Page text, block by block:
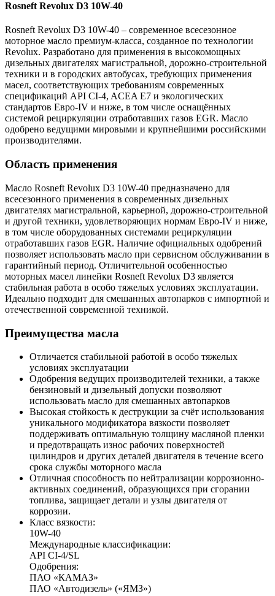
Rosneft Revolux D3 10W-40
Rosneft Revolux D3 10W-40 – современное всесезонное
моторное масло премиум-класса, созданное по технологии
Revolux. Разработано для применения в высокомощных
дизельных двигателях магистральной, дорожно-строительной
техники и в городских автобусах, требующих применения
масел, соответствующих требованиям современных
спецификаций API CI‑4, ACEA E7 и экологических
стандартов Евро-IV и ниже, в том числе оснащённых
системой рециркуляции отработавших газов EGR. Масло
одобрено ведущими мировыми и крупнейшими российскими
производителями.
Область применения
Масло Rosneft Revolux D3 10W-40 предназначено для
всесезонного применения в современных дизельных
двигателях магистральной, карьерной, дорожно-строительной
и другой техники, удовлетворяющих нормам Евро-IV и ниже,
в том числе оборудованных системами рециркуляции
отработавших газов EGR. Наличие официальных одобрений
позволяет использовать масло при сервисном обслуживании в
гарантийный период. Отличительной особенностью
моторных масел линейки Rosneft Revolux D3 является
стабильная работа в особо тяжелых условиях эксплуатации.
Идеально подходит для смешанных автопарков с импортной и
отечественной современной техникой.
Преимущества масла
Отличается стабильной работой в особо тяжелых
условиях эксплуатации
Одобрения ведущих производителей техники, а также
бензиновый и дизельный допуски позволяют
использовать масло для смешанных автопарков
Высокая стойкость к деструкции за счёт использования
уникального модификатора вязкости позволяет
поддерживать оптимальную толщину масляной пленки
и предотвращать износ рабочих поверхностей
цилиндров и других деталей двигателя в течение всего
срока службы моторного масла
Отличная способность по нейтрализации коррозионно-
активных соединений, образующихся при сгорании
топлива, защищает детали и узлы двигателя от
коррозии.
Класс вязкости:
10W-40
Международные классификации:
API CI-4/SL
Одобрения:
ПАО «КАМАЗ»
ПАО «Автодизель» («ЯМЗ»)